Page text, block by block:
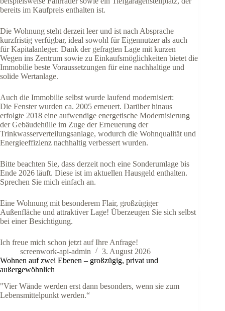
bereits im Kaufpreis enthalten ist.
Die Wohnung steht derzeit leer und ist nach Absprache
kurzfristig verfügbar, ideal sowohl für Eigennutzer als auch
für Kapitalanleger. Dank der gefragten Lage mit kurzen
Wegen ins Zentrum sowie zu Einkaufsmöglichkeiten bietet die
Immobilie beste Voraussetzungen für eine nachhaltige und
solide Wertanlage.
Auch die Immobilie selbst wurde laufend modernisiert:
Die Fenster wurden ca. 2005 erneuert. Darüber hinaus
erfolgte 2018 eine aufwendige energetische Modernisierung
der Gebäudehülle im Zuge der Erneuerung der
Trinkwasserverteilungsanlage, wodurch die Wohnqualität und
Energieeffizienz nachhaltig verbessert wurden.
Bitte beachten Sie, dass derzeit noch eine Sonderumlage bis
Ende 2026 läuft. Diese ist im aktuellen Hausgeld enthalten.
Sprechen Sie mich einfach an.
Eine Wohnung mit besonderem Flair, großzügiger
Außenfläche und attraktiver Lage! Überzeugen Sie sich selbst
bei einer Besichtigung.
Ich freue mich schon jetzt auf Ihre Anfrage!
screenwork-api-admin
3. August 2026
Wohnen auf zwei Ebenen – großzügig, privat und
außergewöhnlich
"Vier Wände werden erst dann besonders, wenn sie zum
Lebensmittelpunkt werden.“